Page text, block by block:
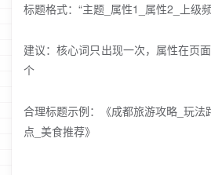
标题格式：“主题_属性1_属性2_上级
建议：核心词只出现一次，属性在页
个
合理标题示例：《成都旅游攻略_玩法
点_美食推荐》